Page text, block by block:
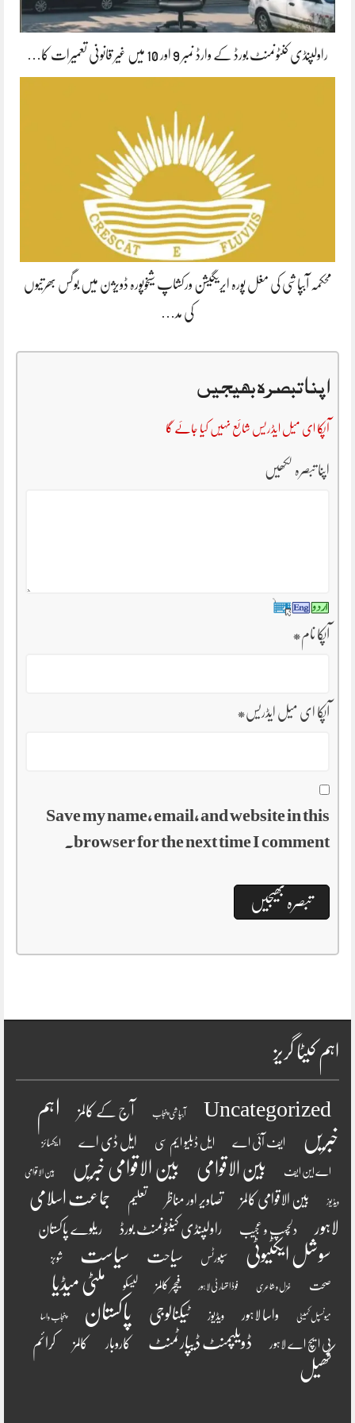
راولپنڈی کنٹونمنٹ بورڈ کے وارڈ نمبر 9 اور 10 میں غیر قانونی تعمیرات کا…
محکمہ آبپاشی کی مغل پورہ ایریگیشن ورکشاپ شیخوپورہ ڈویژن میں بوگس بھرتیوں
کی مد…
اپنا تبصرہ بھیجیں
آپکا ای میل ایڈریس شائع نہیں کیا جائے گا
اپنا تبصرہ لکھیں
آپکا نام*
آپکا ای میل ایڈریس*
Save my name, email, and website in this
browser for the next time I comment.
اہم کیٹا گریز
Uncategorized آبپاشی پنجاب آج کے کالمز
اہم
خبریں
ایف آئی اے ایل ڈبلیو ایم سی ایل ڈی اے ایکسائز
اے این ایف بین الاقوامی بین الاقوامی خبریں بین الاقوامی
ویڈیوز بین الاقوامی کالمز تصاویر اور مناظر تعلیم
جماعت اسلامی
لاہور
دلچسپ و عجیب راولپنڈی کینٹونمنٹ بورڈ ریلوے پاکستان
سوشل ایکٹیوٹی سپورٹس سیاحت سیاست شوبز
صحت غزل و شاعری فوڈ اتھارٹی لاہور فیچر کالمز لیسکو ملٹی میڈیا
میونسپل کمیٹی واسا لاہور ویڈیوز ٹیکنالوجی پاکستان پنجاب واسا
پی ایچ اے لاہور ڈویلپمنٹ ڈیپارٹمنٹ کاروبار کالمز کرائم
کھیل